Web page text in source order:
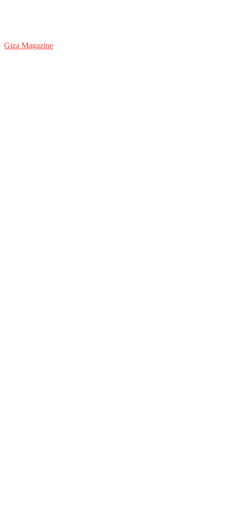
Giza Magazine